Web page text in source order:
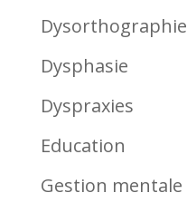
Dysorthographie
Dysphasie
Dyspraxies
Education
Gestion mentale